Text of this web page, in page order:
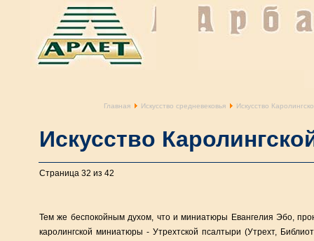
Главная Искусство средневековья Искусство
Искусство
Страница 32 из 42
Тем же беспокойным духом, что и миниатюры Евангелия Эбо,
каролингской миниатюры - Утрехтской псалтыри (Утрехт,